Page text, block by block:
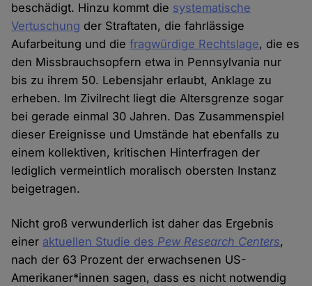
beschädigt. Hinzu kommt die systematische
Vertuschung der Straftaten, die fahrlässige
Aufarbeitung und diefragwürdige Rechtslage, die es
den Missbrauchsopfern etwa in Pennsylvania nur
bis zu ihrem 50. Lebensjahr erlaubt, Anklage zu
erheben. Im Zivilrecht liegt die Altersgrenze sogar
bei gerade einmal 30 Jahren. Das Zusammenspiel
dieser Ereignisse und Umstände hat ebenfalls zu
einem kollektiven, kritischen Hinterfragen der
lediglich vermeintlich moralisch obersten Instanz
beigetragen.
Nicht groß verwunderlich ist daher das Ergebnis
einer aktuellen Studie des Pew Research Centers,
nach der 63 Prozent der erwachsenen US-
Amerikaner*innen sagen, dass es nicht notwendig